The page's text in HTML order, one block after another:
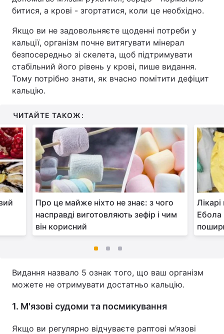
битися, а крові - згортатися, коли це необхідно.
Якщо ви не задовольняєте щоденні потреби у
кальції, організм почне витягувати мінерал
безпосередньо зі скелета, щоб підтримувати
стабільний його рівень у крові, пише видання.
Тому потрібно знати, як вчасно помітити дефіцит
кальцію.
ЧИТАЙТЕ ТАКОЖ:
Про це майже ніхто не знає: з чого
насправді виготовляють зефір і чим
він корисний
Ебола
Видання назвало 5 ознак того, що ваш організм
можете не отримувати достатньо кальцію.
1. М'язові судоми та посмикування
Якщо ви регулярно відчуваєте раптові м’язові